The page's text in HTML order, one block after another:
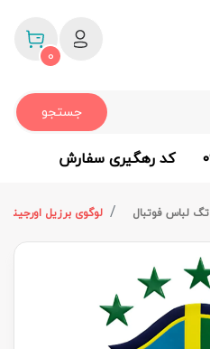
جستجو
0
کد رهگیری سفارش
تگ لباس فوتبال لوگوی برزیل اورجینال